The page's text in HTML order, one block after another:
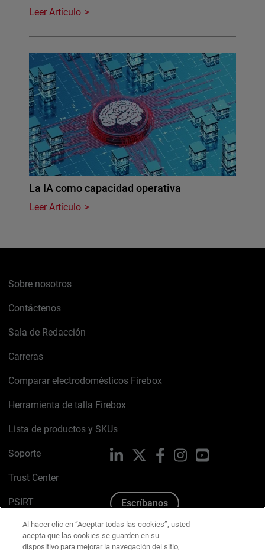
Leer Artículo
La IA como capacidad operativa
Leer Artículo
Sobre nosotros
Contáctenos
Sala de Redacción
Carreras
Comparar electrodomésticos Firebox
Herramienta de talla Firebox
Lista de productos y SKUs
Soporte
Trust Center
PSIRT
Política de cookies
LinkedIn FacebookInstagramYouTube
Escríbanos
Al hacer clic en “Aceptar todas las cookies”, usted
acepta que las cookies se guarden en su
dispositivo para mejorar la navegación del sitio,